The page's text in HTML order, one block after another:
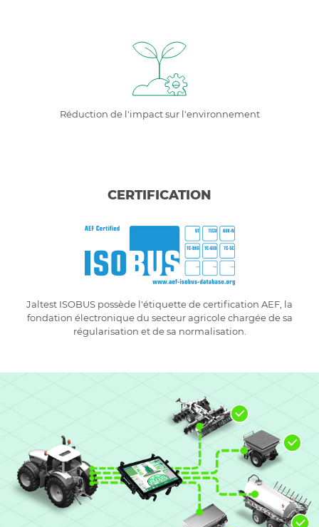
Réduction de l'impact sur l'environnement
CERTIFICATION
Jaltest ISOBUS possède l'étiquette de certification AEF, la
fondation électronique du secteur agricole chargée de sa
régularisation et de sa normalisation.